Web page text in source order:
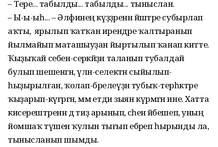
– Тере... табылды... табылды... тыныслан.
– Ы-ы-ыһ... – Әлфиәнең күҙҙәренән йәштәре субырлап
аҡты, ә ярылып ҡатҡан ирендәре ҡалтыранып
йылмайып маташыуҙан йыртылып ҡанап китте.
Ҡыҙыҡай себен-серәкәйҙән таланып тубалдай
булып шешенгән, үлән-селектән сыйылып-
һыҙырылған, ҡолап-бәрелеүҙән тубыҡ-терһәктәре
ҡыҙарып-күгәргән, әммә етди зыян күрмәгән ине. Хатта
кисерештәренән дә тиҙ арынып, әсәһенә йәбешеп, уның
йомшаҡ түшенә ҡулын тығып ебәреп һырынды ла,
тынысланып шымды.